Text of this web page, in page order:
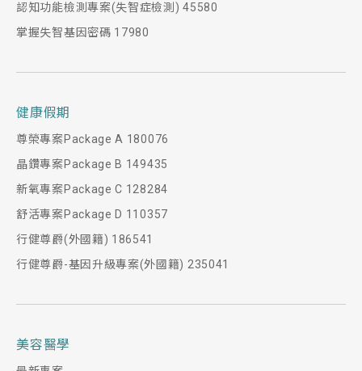
認知功能檢測專案(失智症檢測) 45580
掌握失智基因密碼 17980
健康假期
尊榮專案Package A 180076
晶鑽專案Package B 149435
新氧專案Package C 128284
舒活專案Package D 110357
行健尊爵(外國籍) 186541
行健尊爵-基因升級專案(外國籍) 235041
美容醫學